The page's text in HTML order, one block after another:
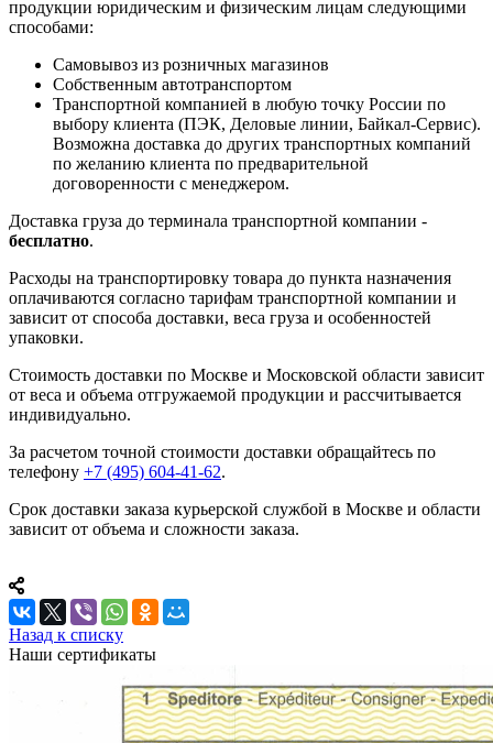
продукции юридическим и физическим лицам следующими
способами:
Самовывоз из розничных магазинов
Собственным автотранспортом
Транспортной компанией в любую точку России по
выбору клиента (ПЭК, Деловые линии, Байкал-Сервис).
Возможна доставка до других транспортных компаний
по желанию клиента по предварительной
договоренности с менеджером.
Доставка груза до терминала транспортной компании -
бесплатно.
Расходы на транспортировку товара до пункта назначения
оплачиваются согласно тарифам транспортной компании и
зависит от способа доставки, веса груза и особенностей
упаковки.
Стоимость доставки по Москве и Московской области зависит
от веса и объема отгружаемой продукции и рассчитывается
индивидуально.
За расчетом точной стоимости доставки обращайтесь по
телефону +7 (495) 604-41-62.
Срок доставки заказа курьерской службой в Москве и области
зависит от объема и сложности заказа.
Назад к списку
Наши сертификаты